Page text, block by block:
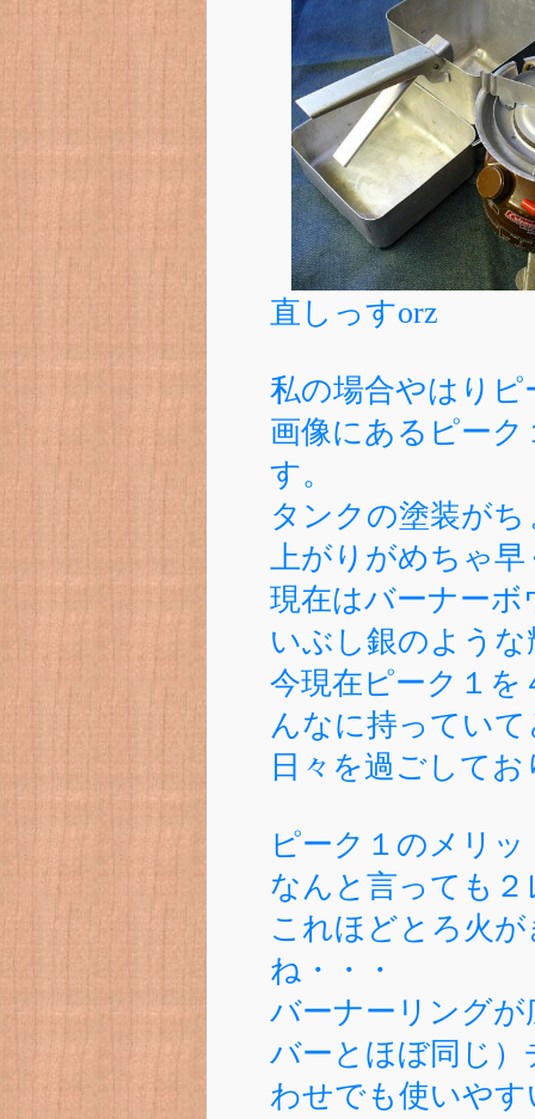
直しっすorz
私の場合やはり
画像にあるピーク
す。
タンクの塗装が
上がりがめちゃ
現在はバーナー
いぶし銀のよう
今現在ピーク１
んなに持ってい
日々を過ごして
ピーク１のメリッ
なんと言っても２
これほどとろ火
ね・・・
バーナーリングが
バーとほぼ同じ
わせでも使いや